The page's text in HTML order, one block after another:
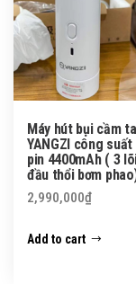
Máy hút bụi cầm
YANGZI công suất
pin 4400mAh ( 3
đầu thổi bơm
2,990,000₫
Add to cart